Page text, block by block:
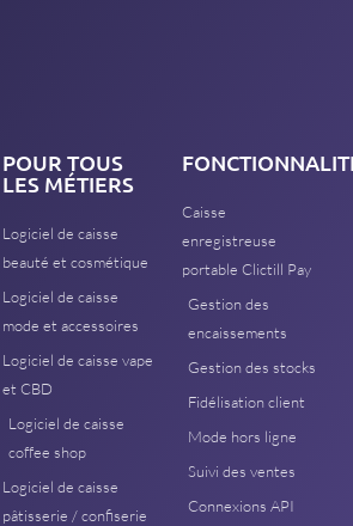
POUR TOUS
LES MÉTIERS
Logiciel de caisse
beauté et cosmétique
Logiciel de caisse
mode et accessoires
Logiciel de caisse vape
et CBD
Logiciel de caisse
coffee shop
Logiciel de caisse
pâtisserie / confiserie
Caisse
enregistreuse
portable Clictill Pay
Gestion des
encaissements
Gestion des stocks
Fidélisation client
Mode hors ligne
Suivi des ventes
Connexions API